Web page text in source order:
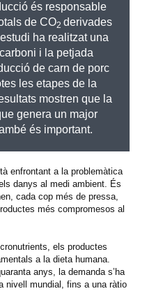
és responsable
de CO2 derivades
ha realitzat una
i la petjada
de carn de porc
les etapes de la
mostren que la
genera un major
és important.
enfrontant a la problemàtica
danys al medi ambient. És
cada cop més de pressa,
més compromesos al
els productes
a la dieta humana.
anys, la demanda s’ha
nivell mundial, fins a una ràtio